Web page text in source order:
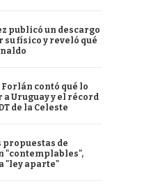
publicó un descargo
físico y reveló qué
Forlán contó qué lo
Uruguay y el récord
de la Celeste
propuestas de
"contemplables",
"ley aparte"